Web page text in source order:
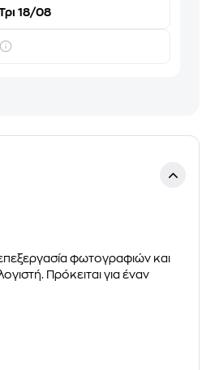
18/08
φωτογραφιών και
Πρόκειται για έναν